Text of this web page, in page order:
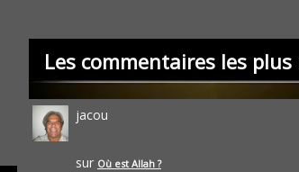
Les commentaires les plus
jacou
sur Où est Allah ?